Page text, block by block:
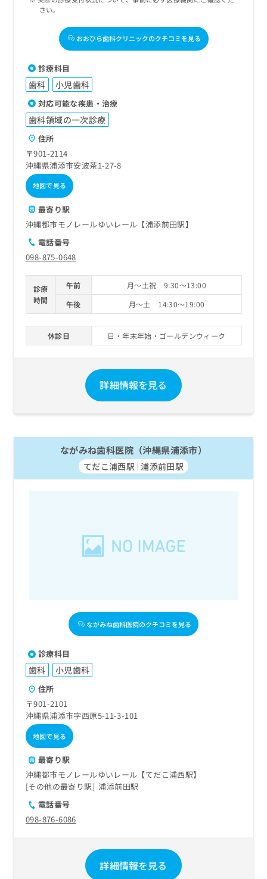
さい。
おおひら歯科クリニックのクチコミを見る
診療科目
歯科 小児歯科
対応可能な疾患・治療
歯科領域の一次診療
住所
〒901-2114
沖縄県浦添市安波茶1-27-8
地図で見る
最寄り駅
沖縄都市モノレールゆいレール【浦添前田駅】
電話番号
098-875-0648
診療
時間
午前
月～土祝 9:30～13:00
午後
月～土 14:30～19:00
休診日 日・年末年始・ゴールデンウィーク
詳細情報を見る
ながみね歯科医院（沖縄県浦添市）
てだこ浦西駅 浦添前田駅
ながみね歯科医院のクチコミを見る
診療科目
歯科 小児歯科
住所
〒901-2101
沖縄県浦添市字西原5-11-3-101
地図で見る
最寄り駅
沖縄都市モノレールゆいレール【てだこ浦西駅】
その他の最寄り駅
浦添前田駅
電話番号
098-876-6086
詳細情報を見る